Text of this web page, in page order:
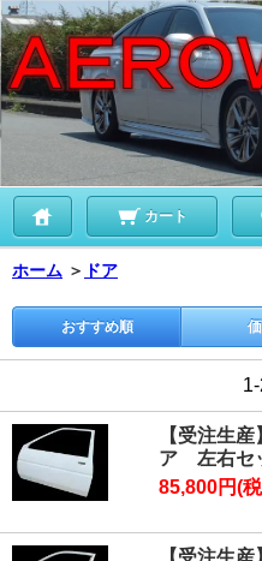
カート
ホーム ＞ ドア
おすすめ順
【受注生
ア 左右セ
85,800円(
【受注生